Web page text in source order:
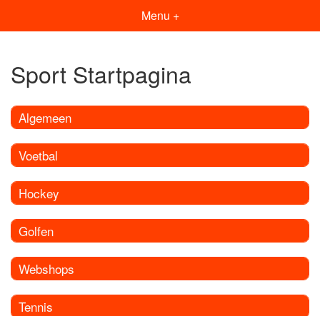
Menu +
Sport Startpagina
Algemeen
Voetbal
Hockey
Golfen
Webshops
Tennis